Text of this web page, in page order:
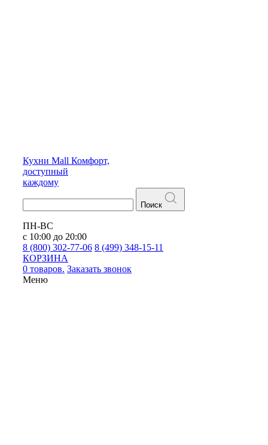
Кухни Mall Комфорт,
доступный
каждому
Поиск
ПН-ВС
с 10:00 до 20:00
8 (800) 302-77-06 8 (499) 348-15-11
КОРЗИНА
0 товаров. Заказать звонок
Меню